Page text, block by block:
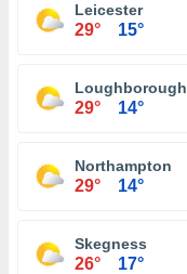
Leicester
29° 15°
Loughborough
29° 14°
Northampton
29° 14°
Skegness
26° 17°